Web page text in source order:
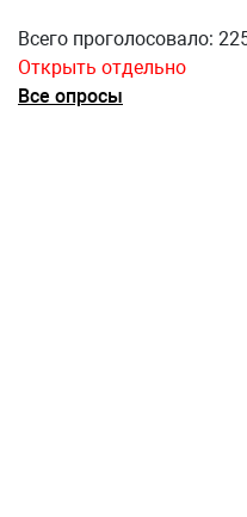
Всего проголосовало:
Открыть отдельно
Все опросы